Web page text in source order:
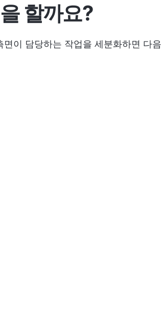
할까요?
이 담당하는 작업을 세분화하면 다음